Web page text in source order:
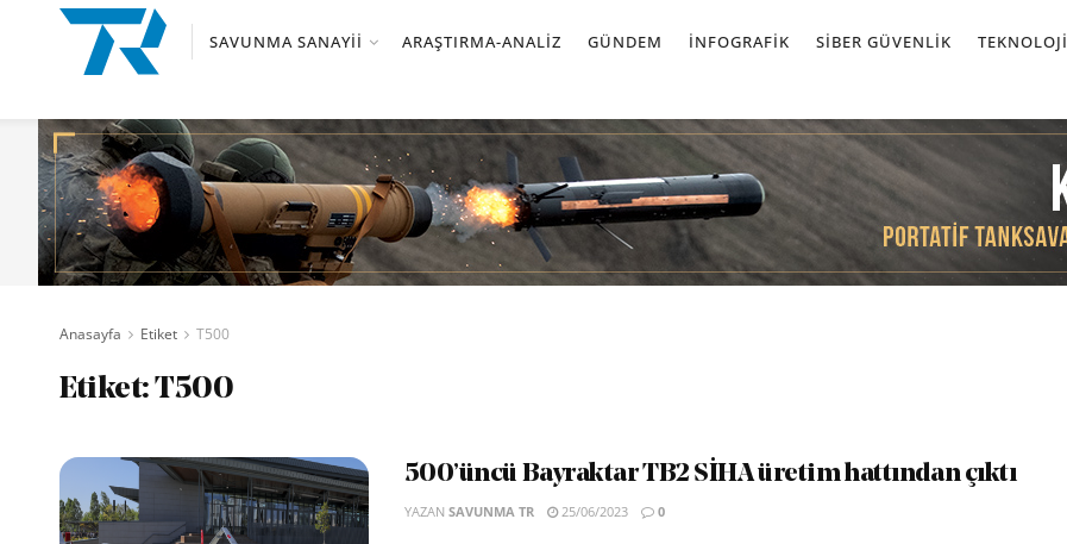
SAVUNMA SANAYII ARAŞTIRMA-ANALIZ GÜNDEM İNFOGRAFIK SIBER GÜVENLIK TEKNOLOJI
Anasayfa Etiket T500
Etiket:T500
500’üncü Bayraktar TB2 SİHA üretim hattından çıktı
YAZAN SAVUNMA TR 25/06/2023 0